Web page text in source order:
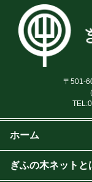
〒501-
TEL:
ホーム
ぎふの木ネットと